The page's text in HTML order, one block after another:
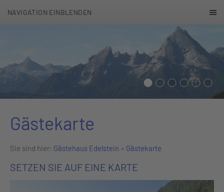
NAVIGATION EINBLENDEN
Gästekarte
Sie sind hier: Gästehaus Edelstein » Gästekarte
SETZEN SIE AUF EINE KARTE